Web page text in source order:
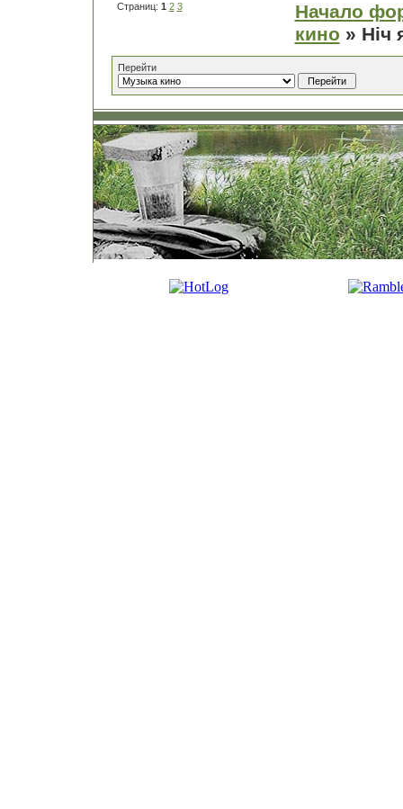
Страниц: 1 2 3
Начало
кино » Нiч
Перейти